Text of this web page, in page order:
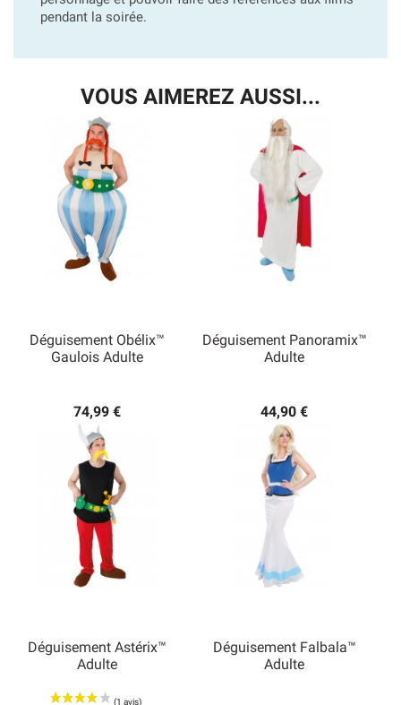
pendant la soirée.
VOUS AIMEREZ AUSSI...
Déguisement Obélix™
Gaulois Adulte
74,99 €
Déguisement Panoramix™
Adulte
44,90 €
Déguisement Astérix™
Adulte
Déguisement Falbala™
Adulte